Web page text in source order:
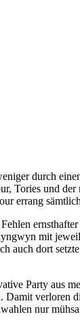
durch
Tories und
errang
mit
auch dort
Party aus
verloren
nur